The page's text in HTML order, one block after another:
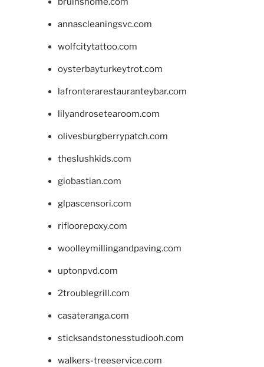
annascleaningsvc.com
wolfcitytattoo.com
oysterbayturkeytrot.com
lafronterarestauranteybar.com
lilyandrosetearoom.com
olivesburgberrypatch.com
theslushkids.com
giobastian.com
glpascensori.com
rifloorepoxy.com
woolleymillingandpaving.com
uptonpvd.com
2troublegrill.com
casateranga.com
sticksandstonesstudiooh.com
walkers-treeservice.com